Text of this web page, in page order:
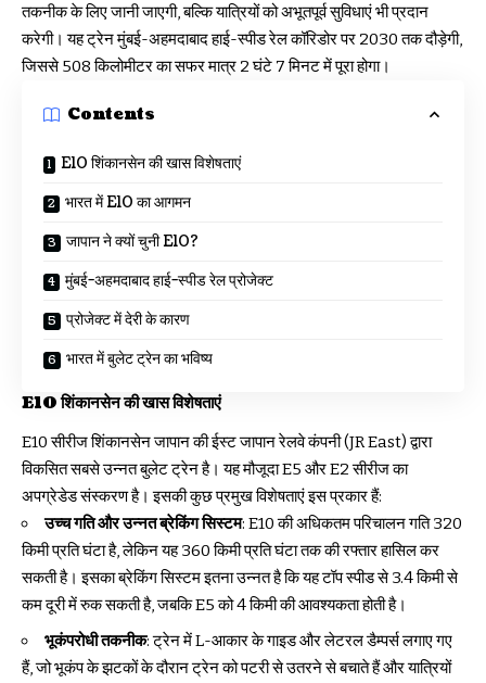
तकनीक के लिए जानी जाएगी, बल्कि यात्रियों को अभूतपूर्व सुविधाएं भी प्रदान
करेगी। यह ट्रेन मुंबई-अहमदाबाद हाई-स्पीड रेल कॉरिडोर पर 2030 तक दौड़ेगी,
जिससे 508 किलोमीटर का सफर मात्र 2 घंटे 7 मिनट में पूरा होगा।
Contents
E10 शिंकानसेन की खास विशेषताएं
भारत में E10 का आगमन
जापान ने क्यों चुनी E10?
मुंबई-अहमदाबाद हाई-स्पीड रेल प्रोजेक्ट
प्रोजेक्ट में देरी के कारण
भारत में बुलेट ट्रेन का भविष्य
E10 शिंकानसेन की खास विशेषताएं
E10 सीरीज शिंकानसेन जापान की ईस्ट जापान रेलवे कंपनी (JR East) द्वारा
विकसित सबसे उन्नत बुलेट ट्रेन है। यह मौजूदा E5 और E2 सीरीज का
अपग्रेडेड संस्करण है। इसकी कुछ प्रमुख विशेषताएं इस प्रकार हैं:
उच्च गति और उन्नत ब्रेकिंग सिस्टम: E10 की अधिकतम परिचालन गति 320
किमी प्रति घंटा है, लेकिन यह 360 किमी प्रति घंटा तक की रफ्तार हासिल कर
सकती है। इसका ब्रेकिंग सिस्टम इतना उन्नत है कि यह टॉप स्पीड से 3.4 किमी से
कम दूरी में रुक सकती है, जबकि E5 को 4 किमी की आवश्यकता होती है।
भूकंपरोधी तकनीक: ट्रेन में L-आकार के गाइड और लेटरल डैम्पर्स लगाए गए
हैं, जो भूकंप के झटकों के दौरान ट्रेन को पटरी से उतरने से बचाते हैं और यात्रियों